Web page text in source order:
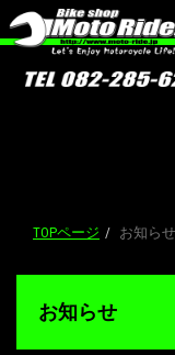
TOPページ お知らせ
お知らせ